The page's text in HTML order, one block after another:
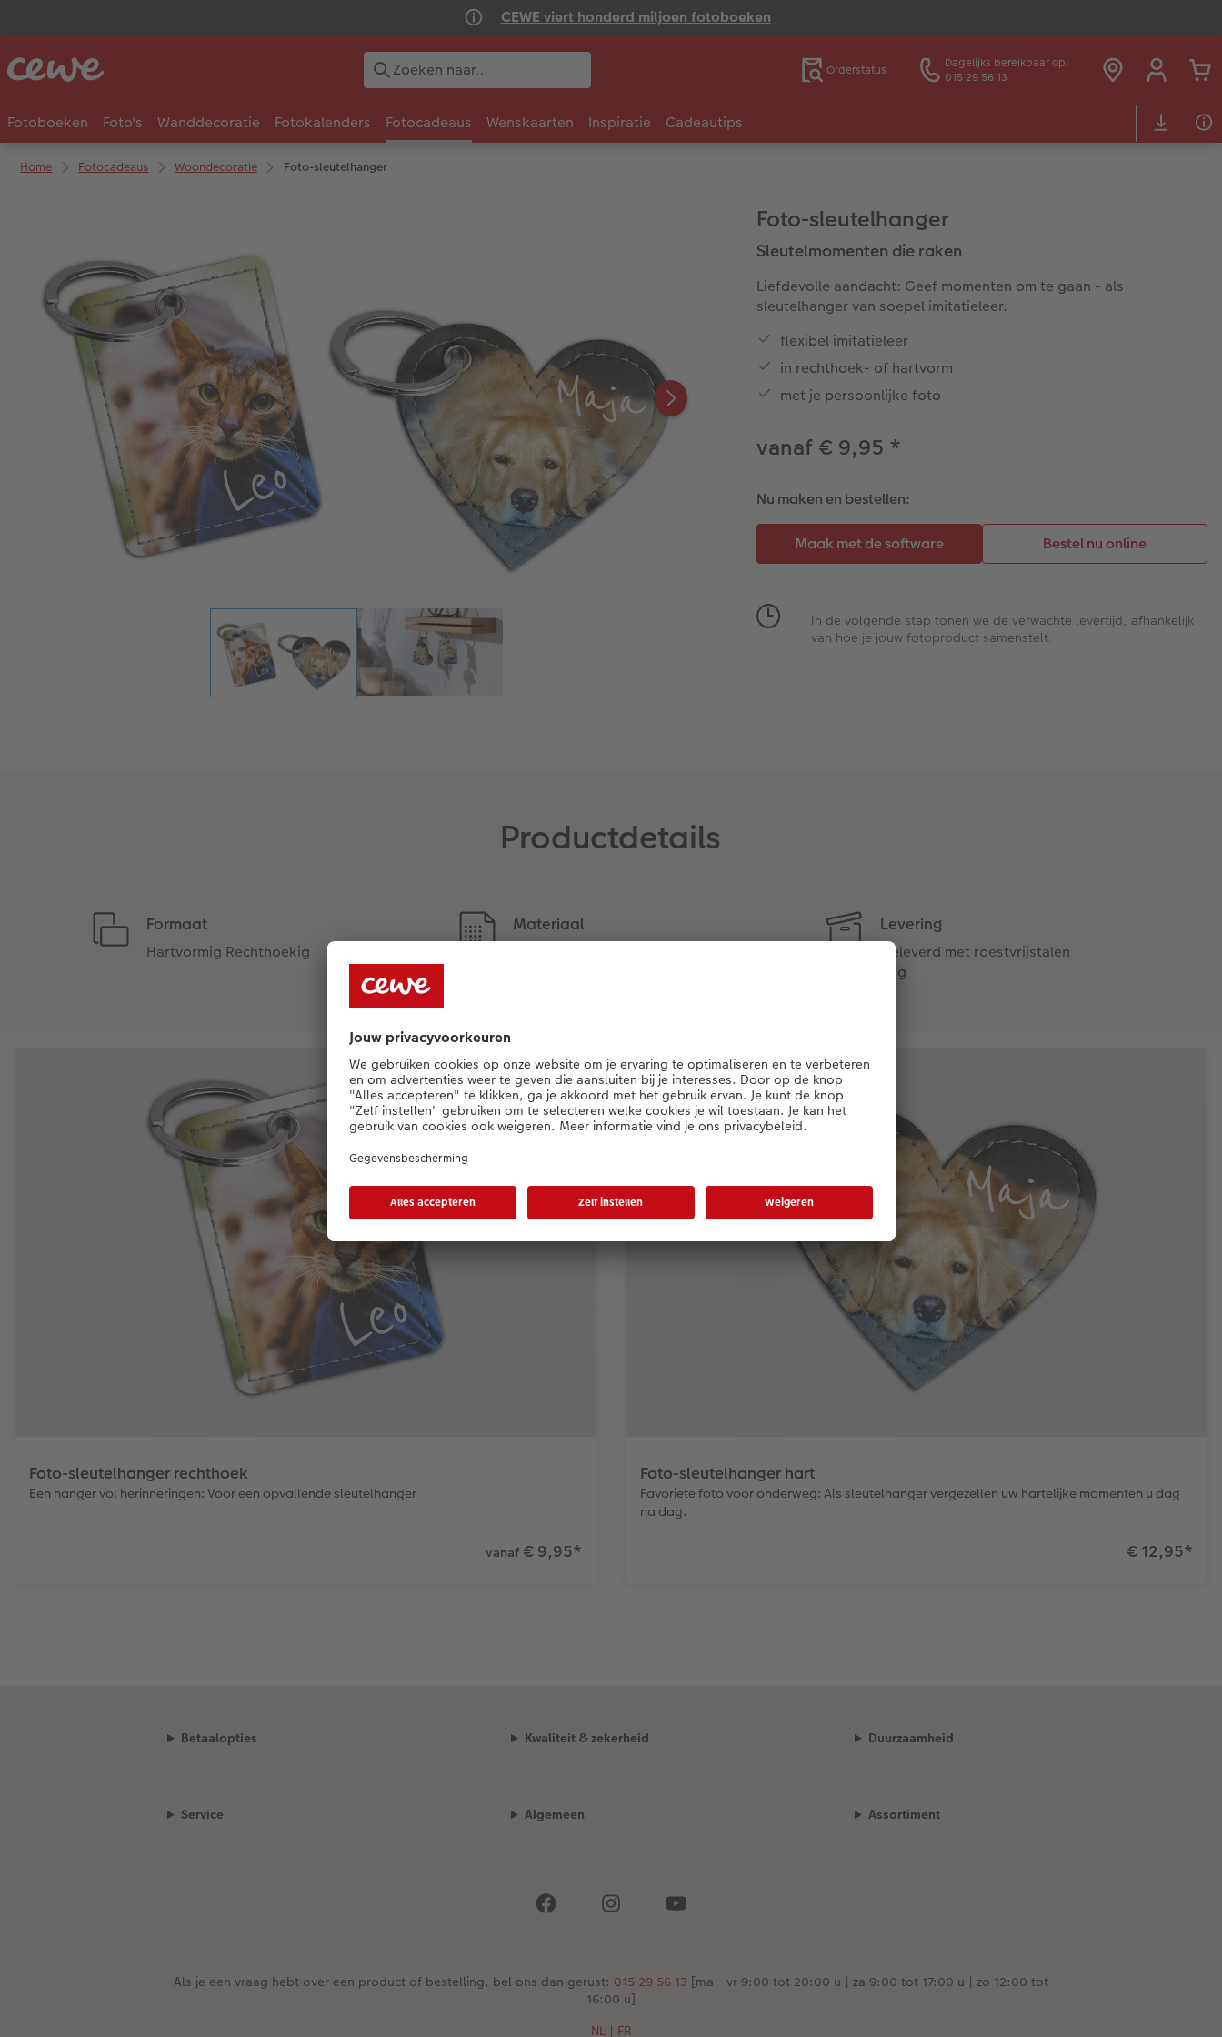
CEWE viert honderd miljoen fotoboeken
Orderstatus
Dagelijks bereikbaar op:
015 29 56 13
Fotoboeken Foto's Wanddecoratie Fotokalenders Fotocadeaus Wenskaarten Inspiratie Cadeautips
Home Fotocadeaus Woondecoratie Foto-sleutelhanger
Foto-sleutelhanger
Sleutelmomenten die raken
Liefdevolle aandacht: Geef momenten om te gaan - als
sleutelhanger van soepel imitatieleer.
flexibel imitatieleer
in rechthoek- of hartvorm
met je persoonlijke foto
vanaf € 9,95 *
Nu maken en bestellen:
In de volgende stap tonen we de verwachte levertijd, afhankelijk
van hoe je jouw fotoproduct samenstelt.
Productdetails
Formaat
Hartvormig Rechthoekig
Materiaal Levering
Geleverd met roestvrijstalen
ring
Foto-sleutelhanger rechthoek
Een hanger vol herinneringen: Voor een opvallende sleutelhanger
vanaf € 9,95*
Foto-sleutelhanger hart
Favoriete foto voor onderweg: Als sleutelhanger vergezellen uw hartelijke momenten u dag
na dag.
€ 12,95*
Betaalopties Kwaliteit & zekerheid Duurzaamheid
Service Algemeen Assortiment
Als je een vraag hebt over een product of bestelling, bel ons dan gerust: 015 29 56 13 [ma - vr 9:00 tot 20:00 u | za 9:00 tot 17:00 u | zo 12:00 tot
16:00 u]
NL| FR